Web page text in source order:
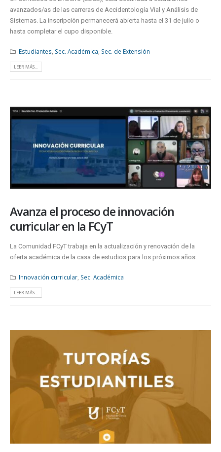
avanzados/as de las carreras de Accidentología Vial y Análisis de
Sistemas. La inscripción permanecerá abierta hasta el 31 de julio o
hasta completar el cupo disponible.
Estudiantes, Sec. Académica, Sec. de Extensión
LEER MÁS...
Avanza el proceso de innovación
curricular en la FCyT
La Comunidad FCyT trabaja en la actualización y renovación de la
oferta académica de la casa de estudios para los próximos años.
Innovación curricular, Sec. Académica
LEER MÁS...